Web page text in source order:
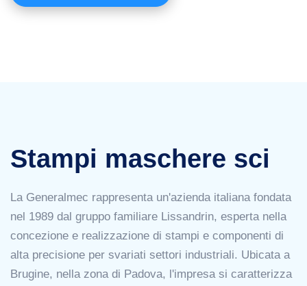
Stampi maschere sci
La Generalmec rappresenta un'azienda italiana fondata
nel 1989 dal gruppo familiare Lissandrin, esperta nella
concezione e realizzazione di stampi e componenti di
alta precisione per svariati settori industriali. Ubicata a
Brugine, nella zona di Padova, l'impresa si caratterizza